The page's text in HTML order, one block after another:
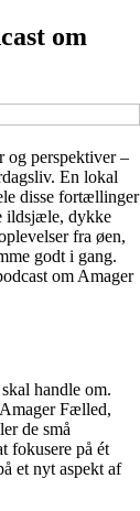
om
og perspektiver –
En lokal
disse fortællinger
ildsjæle, dykke
fra øen,
godt i gang.
om Amager
handle om.
Fælled,
de små
fokusere på ét
et nyt aspekt af